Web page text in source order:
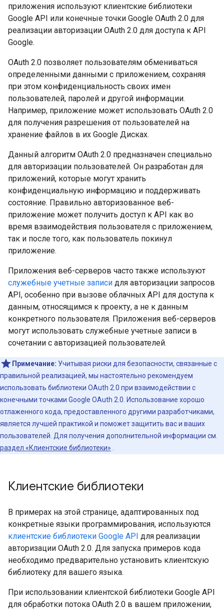
приложения используют клиентские библиотеки
Google API или конечные точки Google OAuth 2.0 для
реализации авторизации OAuth 2.0 для доступа к API
Google.
OAuth 2.0 позволяет пользователям обмениваться
определенными данными с приложением, сохраняя
при этом конфиденциальность своих имен
пользователей, паролей и другой информации.
Например, приложение может использовать OAuth 2.0
для получения разрешения от пользователей на
хранение файлов в их Google Дисках.
Данный алгоритм OAuth 2.0 предназначен специально
для авторизации пользователей. Он разработан для
приложений, которые могут хранить
конфиденциальную информацию и поддерживать
состояние. Правильно авторизованное веб-
приложение может получить доступ к API как во
время взаимодействия пользователя с приложением,
так и после того, как пользователь покинул
приложение.
Приложения веб-серверов часто также используют
служебные учетные записи для авторизации запросов
API, особенно при вызове облачных API для доступа к
данным, относящимся к проекту, а не к данным
конкретного пользователя. Приложения веб-серверов
могут использовать служебные учетные записи в
сочетании с авторизацией пользователей.
Примечание: Учитывая риски для безопасности, связанные с
правильной реализацией, мы настоятельно рекомендуем
использовать библиотеки OAuth 2.0 при взаимодействии с
конечными точками Google OAuth 2.0. Использование хорошо
отлаженного кода, предоставленного другими разработчиками,
является лучшей практикой и поможет защитить вас и ваших
пользователей. Для получения дополнительной информации см.
раздел «Клиентские библиотеки»
Клиентские библиотеки
В примерах на этой странице, адаптированных под
конкретные языки программирования, используются
клиентские библиотеки Google API для реализации
авторизации OAuth 2.0. Для запуска примеров кода
необходимо предварительно установить клиентскую
библиотеку для вашего языка.
При использовании клиентской библиотеки Google API
для обработки потока OAuth 2.0 в вашем приложении,